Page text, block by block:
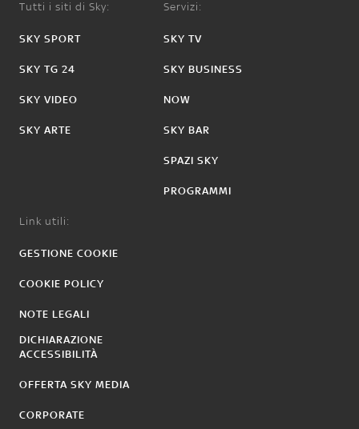
Tutti i siti di Sky:
SKY SPORT
SKY TG 24
SKY VIDEO
SKY ARTE
Servizi:
SKY TV
SKY BUSINESS
NOW
SKY BAR
SPAZI SKY
PROGRAMMI
Link utili:
GESTIONE COOKIE
COOKIE POLICY
NOTE LEGALI
DICHIARAZIONE
ACCESSIBILITÀ
OFFERTA SKY MEDIA
CORPORATE